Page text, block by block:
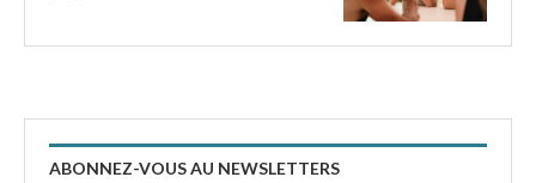
ABONNEZ-VOUS AU NEWSLETTERS